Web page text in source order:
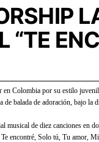
en Colombia por su estilo
de balada de adoración, bajo la
musical de diez canciones en
encontré, Solo tú, Tu amor,